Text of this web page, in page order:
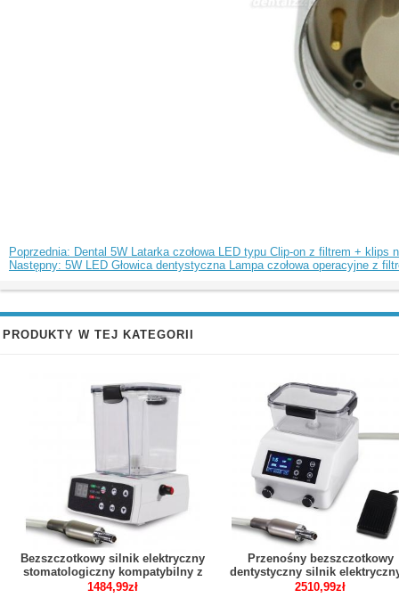
Poprzednia: Dental 5W Latarka czołowa LED typu Clip-on z filtrem + klips
Następny: 5W LED Głowica dentystyczna Lampa czołowa operacyjne z
PRODUKTY W TEJ KATEGORII
Bezszczotkowy silnik elektryczny
stomatologiczny kompatybilny z
kątnicą 1:5 / 1:1 / 16:1 z butelką na
1484,99zł
Przenośny bezszczotkowy
dentystyczny silnik
automatyczną butelką na
2510,99zł